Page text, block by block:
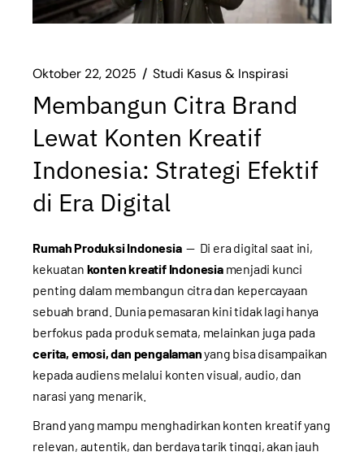
Oktober 22, 2025 Studi Kasus & Inspirasi
Membangun Citra Brand
Lewat Konten Kreatif
Indonesia: Strategi Efektif
di Era Digital
Rumah Produksi Indonesia— Di era digital saat ini,
kekuatan konten kreatif Indonesiamenjadi kunci
penting dalam membangun citra dan kepercayaan
sebuah brand. Dunia pemasaran kini tidak lagi hanya
berfokus pada produk semata, melainkan juga pada
cerita, emosi, dan pengalamanyang bisa disampaikan
kepada audiens melalui konten visual, audio, dan
narasi yang menarik.
Brand yang mampu menghadirkan konten kreatif yang
relevan, autentik, dan berdaya tarik tinggi, akan jauh